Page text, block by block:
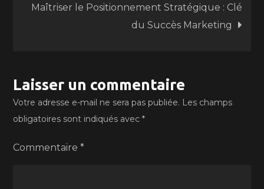
l’article
Maîtriser le Positionnement Stratégique : Clé
du Succès Marketing
Laisser un commentaire
Votre adresse e-mail ne sera pas publiée. Les champs
obligatoires sont indiqués avec*
Commentaire*